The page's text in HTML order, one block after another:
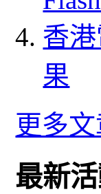
香
果
更多文
最新